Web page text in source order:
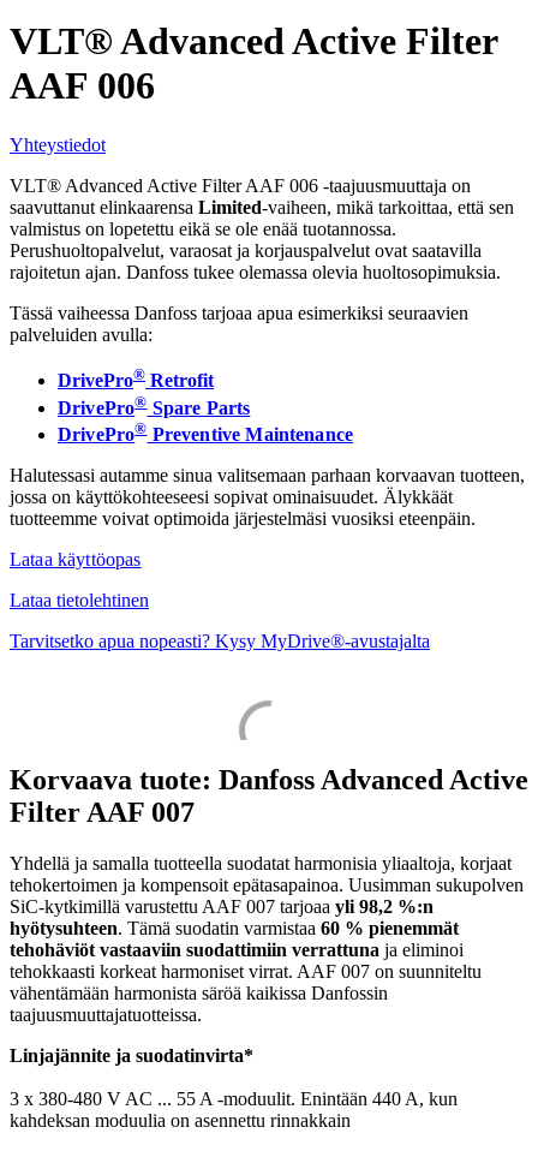
VLT® Advanced Active Filter
AAF 006
Yhteystiedot
VLT® Advanced Active Filter AAF 006 -taajuusmuuttaja on
saavuttanut elinkaarensa Limited-vaiheen, mikä tarkoittaa, että sen
valmistus on lopetettu eikä se ole enää tuotannossa.
Perushuoltopalvelut, varaosat ja korjauspalvelut ovat saatavilla
rajoitetun ajan. Danfoss tukee olemassa olevia huoltosopimuksia.
Tässä vaiheessa Danfoss tarjoaa apua esimerkiksi seuraavien
palveluiden avulla:
DrivePro® Retrofit
DrivePro®Spare Parts
DrivePro®Preventive Maintenance
Halutessasi autamme sinua valitsemaan parhaan korvaavan tuotteen,
jossa on käyttökohteeseesi sopivat ominaisuudet. Älykkäät
tuotteemme voivat optimoida järjestelmäsi vuosiksi eteenpäin.
Lataa käyttöopas
Lataa tietolehtinen
Tarvitsetko apua nopeasti? Kysy MyDrive®-avustajalta
Korvaava tuote: Danfoss Advanced Active
Filter AAF 007
Yhdellä ja samalla tuotteella suodatat harmonisia yliaaltoja, korjaat
tehokertoimen ja kompensoit epätasapainoa. Uusimman sukupolven
SiC-kytkimillä varustettu AAF 007 tarjoaa yli 98,2 %:n
hyötysuhteen. Tämä suodatin varmistaa 60 % pienemmät
tehohäviöt vastaaviin suodattimiin verrattuna ja eliminoi
tehokkaasti korkeat harmoniset virrat. AAF 007 on suunniteltu
vähentämään harmonista säröä kaikissa Danfossin
taajuusmuuttajatuotteissa.
Linjajännite ja suodatinvirta*
3 x 380-480 V AC ... 55 A -moduulit. Enintään 440 A, kun
kahdeksan moduulia on asennettu rinnakkain